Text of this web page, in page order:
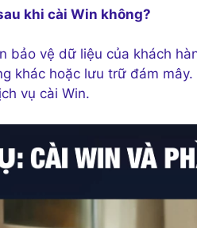
khi cài Win không?
bảo vệ dữ liệu của khách
khác hoặc lưu trữ đám
vụ cài Win.